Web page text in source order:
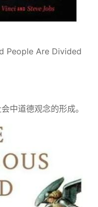
People Are Divided
中道德观念的形成。